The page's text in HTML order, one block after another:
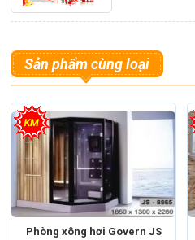
Sản phẩm cùng loại
Phòng xông hơi Govern JS